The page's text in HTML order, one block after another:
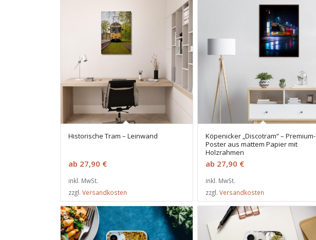
Historische Tram – Leinwand
ab 27,90 €
inkl. MwSt.
zzgl. Versandkosten
Köpenicker „Discotram“ – Premium-
Poster aus mattem Papier mit
Holzrahmen
ab 27,90 €
inkl. MwSt.
zzgl. Versandkosten